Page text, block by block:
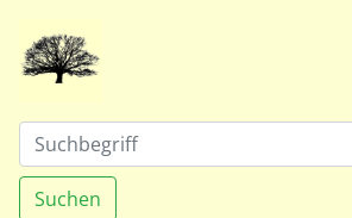
Suchen